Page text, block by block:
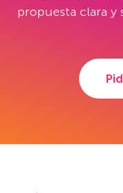
propuesta clara y